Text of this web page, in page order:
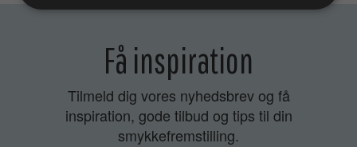
Få inspiration
Tilmeld dig vores nyhedsbrev og få
inspiration, gode tilbud og tips til din
smykkefremstilling.